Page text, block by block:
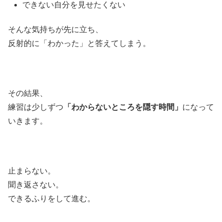
できない自分を見せたくない
そんな気持ちが先に立ち、
反射的に「わかった」と答えてしまう。
その結果、
練習は少しずつ 「わからないところを隠す時間」 になって
いきます。
止まらない。
聞き返さない。
できるふりをして進む。